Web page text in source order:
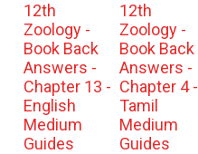
12th
Zoology -
Book Back
Answers -
Chapter 13 -
English
Medium
Guides
12th
Zoology -
Book Back
Answers -
Chapter 4 -
Tamil
Medium
Guides